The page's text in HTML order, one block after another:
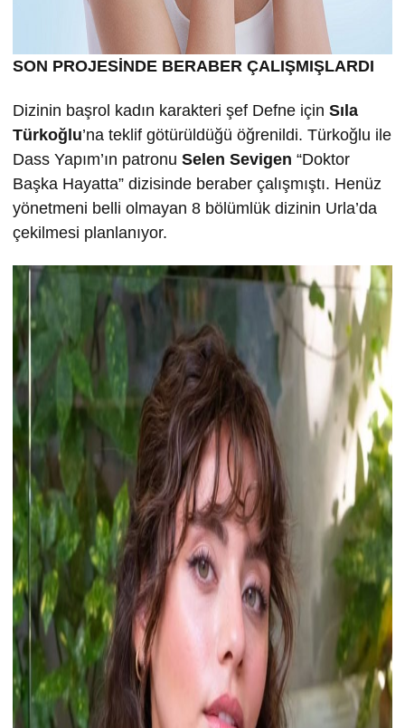
SON PROJESİNDE BERABER ÇALIŞMIŞLARDI
Dizinin başrol kadın karakteri şef Defne için Sıla
Türkoğlu’na teklif götürüldüğü öğrenildi. Türkoğlu ile
Dass Yapım’ın patronu Selen Sevigen “Doktor
Başka Hayatta” dizisinde beraber çalışmıştı. Henüz
yönetmeni belli olmayan 8 bölümlük dizinin Urla’da
çekilmesi planlanıyor.